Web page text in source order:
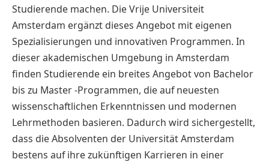
Studierende machen. Die Vrije Universiteit
Amsterdam ergänzt dieses Angebot mit eigenen
Spezialisierungen und innovativen Programmen. In
dieser akademischen Umgebung in Amsterdam
finden Studierende ein breites Angebot von Bachelor
bis zu Master -Programmen, die auf neuesten
wissenschaftlichen Erkenntnissen und modernen
Lehrmethoden basieren. Dadurch wird sichergestellt,
dass die Absolventen der Universität Amsterdam
bestens auf ihre zukünftigen Karrieren in einer